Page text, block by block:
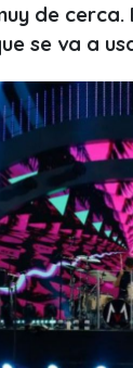
de cerca.
se va a